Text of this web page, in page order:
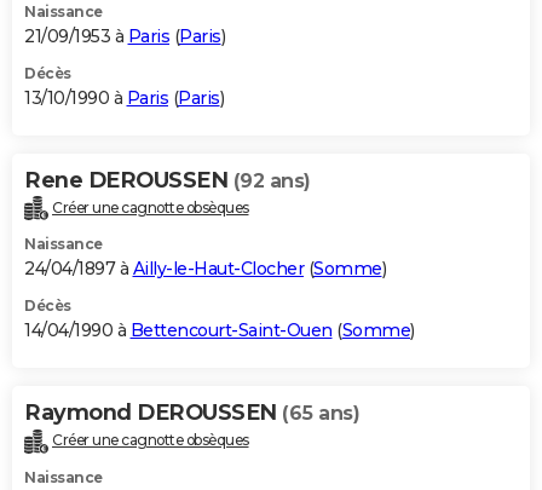
Naissance
21/09/1953 à Paris (Paris)
Décès
13/10/1990 à Paris (Paris)
Rene DEROUSSEN (92 ans)
Créer une cagnotte obsèques
Naissance
24/04/1897 à Ailly-le-Haut-Clocher(Somme)
Décès
14/04/1990 à Bettencourt-Saint-Ouen (Somme)
Raymond DEROUSSEN (65 ans)
Créer une cagnotte obsèques
Naissance